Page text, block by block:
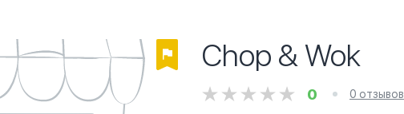
Chop & Wok
0 0 отзывов